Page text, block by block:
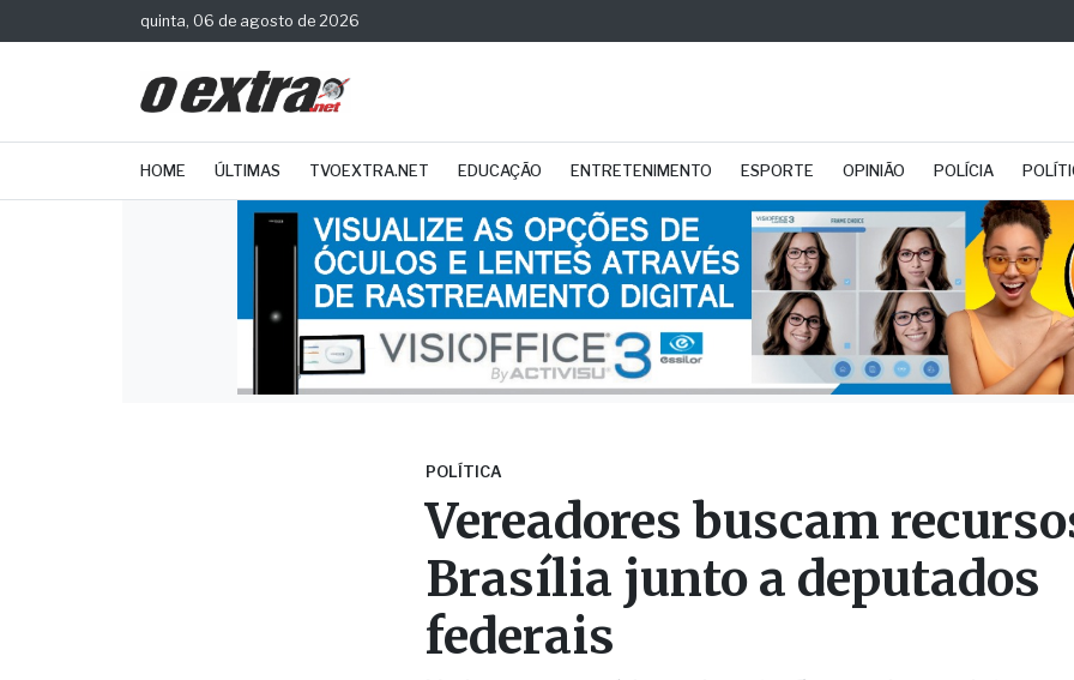
quinta, 06 de agosto de 2026
HOME ÚLTIMAS TVOEXTRA.NET EDUCAÇÃO ENTRETENIMENTO ESPORTE OPINIÃO POLÍCIA
POLÍTICA
Brasília junto a deputados
federais
Verbas para a saúde, pavimentação e apoio a projetos